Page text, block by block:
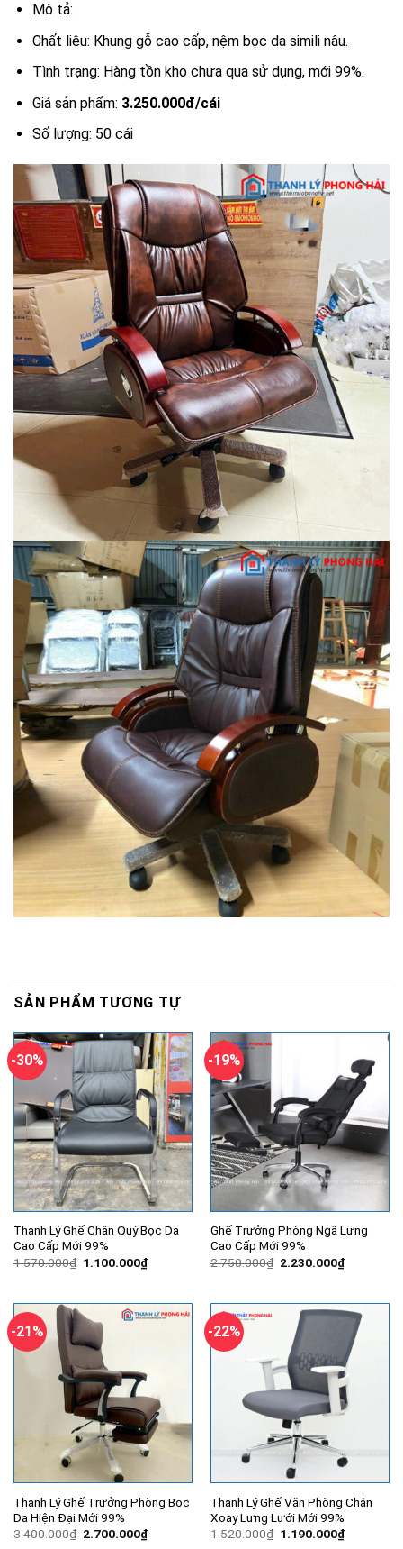
Mô tả:
Chất liệu: Khung gỗ cao cấp, nệm bọc da simili nâu.
Tình trạng: Hàng tồn kho chưa qua sử dụng, mới 99%.
Giá sản phẩm: 3.250.000đ/cái
Số lượng: 50 cái
SẢN PHẨM TƯƠNG TỰ
-30%
Thanh Lý Ghế Chân Quỳ Bọc Da
Cao Cấp Mới 99%
1.570.000₫ Giá
1.100.000₫Giá
hiện
1.100.000₫.
-19%
Ghế Trưởng Phòng Ngã Lưng
Cao Cấp Mới 99%
2.750.000₫ Giá
2.230.000₫Giá
hiện
-21%
Thanh Lý Ghế Trưởng Phòng Bọc
Da Hiện Đại Mới 99%
3.400.000₫ Giá
2.700.000₫Giá
hiện
-22%
Thanh Lý Ghế Văn Phòng Chân
Xoay Lưng Lưới Mới 99%
1.520.000₫ Giá
1.190.000₫Giá
hiện